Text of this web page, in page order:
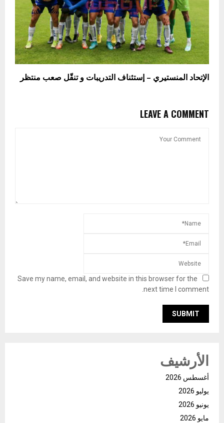
الإتحاد المنستيري – إستئناف التدريبات و تنقّل صعب منتظر
LEAVE A COMMENT
Save my name, email, and website in this browser for the
next time I comment.
الأرشيف
أغسطس 2026
يوليو 2026
يونيو 2026
مايو 2026